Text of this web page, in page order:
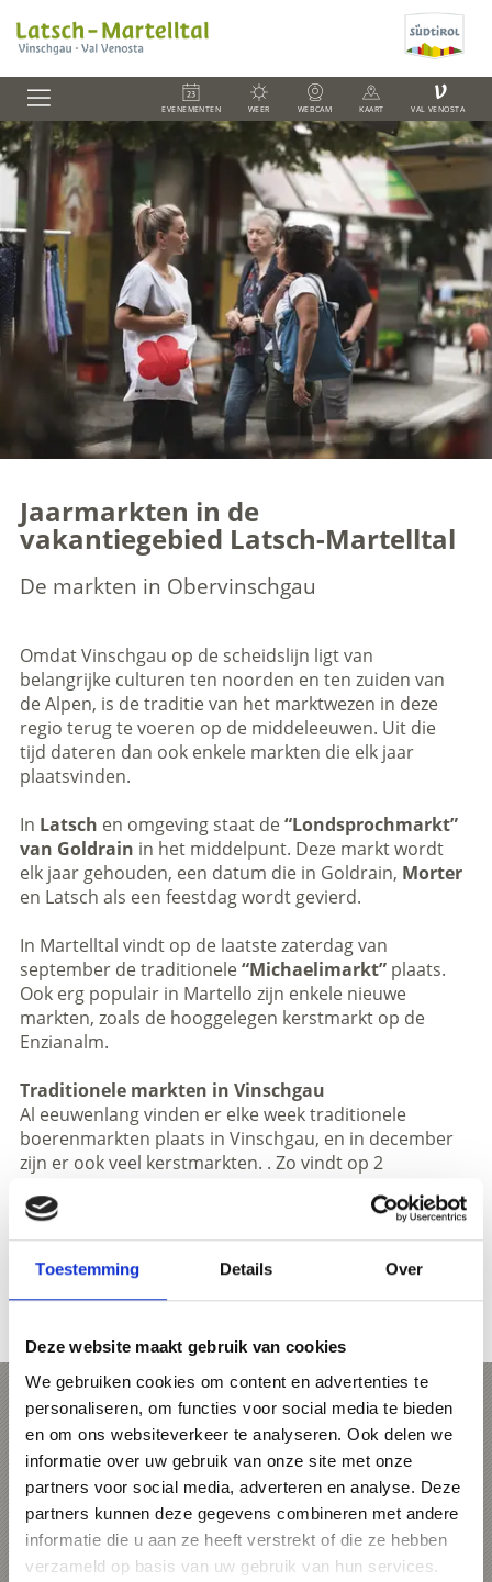
Toestemming Details Over
Deze website maakt gebruik van cookies
We gebruiken cookies om content en advertenties te
personaliseren, om functies voor social media te bieden
en om ons websiteverkeer te analyseren. Ook delen we
informatie over uw gebruik van onze site met onze
partners voor social media, adverteren en analyse. Deze
partners kunnen deze gegevens combineren met andere
informatie die u aan ze heeft verstrekt of die ze hebben
verzameld op basis van uw gebruik van hun services.
EVENEMENTEN WEER WEBCAM KAART
V
VAL VENOSTA
Jaarmarkten in de
vakantiegebied Latsch-Martelltal
De markten in Obervinschgau
Omdat Vinschgau op de scheidslijn ligt van
belangrijke culturen ten noorden en ten zuiden van
de Alpen, is de traditie van het marktwezen in deze
regio terug te voeren op de middeleeuwen. Uit die
tijd dateren dan ook enkele markten die elk jaar
plaatsvinden.
In Latsch en omgeving staat de“Londsprochmarkt”
van Goldrain in het middelpunt. Deze markt wordt
elk jaar gehouden, een datum die in Goldrain, Morter
en Latsch als een feestdag wordt gevierd.
In Martelltal vindt op de laatste zaterdag van
september de traditionele“Michaelimarkt”plaats.
Ook erg populair in Martello zijn enkele nieuwe
markten, zoals de hooggelegen kerstmarkt op de
Enzianalm.
Traditionele markten in Vinschgau
Al eeuwenlang vinden er elke week traditionele
boerenmarkten plaats in Vinschgau, en in december
zijn er ook veel kerstmarkten. . Zo vindt op 2
plaats in het kleine middeleeuwse stadje Glurns. Half
juni is er de St. Johann-markt in Prad, half oktober de
“Gollimorkt” in Mals en eind november vindt in
Schluderns de Katharina-markt plaats, met een
kleurrijke verzameling producten, culinaire
Jaarmarkt in Latsch
Op de traditionele jaarmarkt in Latsch
regionale producten, Zuid-Tiroler handwerk,
kleding en de meest uiteenlopende culinaire
specialiteiten verkocht. De jaarmarkten
vinden in 2024 op 6 april, 11 juni, 7 oktober en
8 november plaats.
Dates for the year 2025: